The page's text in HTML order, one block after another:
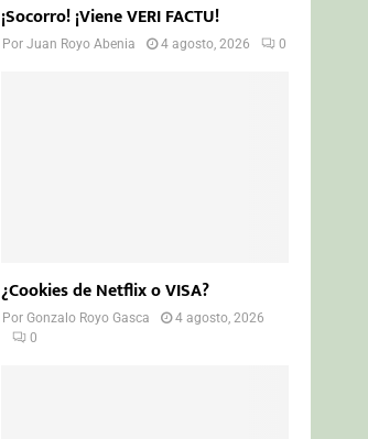
¡Socorro! ¡Viene VERI FACTU!
PorJuan Royo Abenia 4 agosto, 2026 0
¿Cookies de Netflix o VISA?
PorGonzalo Royo Gasca
4 agosto, 2026
0